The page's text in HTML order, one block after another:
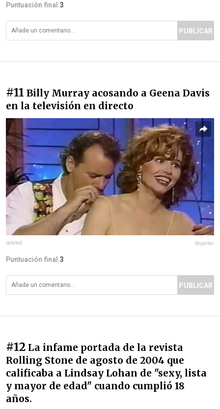
Puntuación final:3
PUBLICAR
#11 Billy Murray acosando a Geena Davis
en la televisión en directo
deleted Reportar
Puntuación final:3
PUBLICAR
#12 La infame portada de la revista
Rolling Stone de agosto de 2004 que
calificaba a Lindsay Lohan de "sexy, lista
y mayor de edad" cuando cumplió 18
años.